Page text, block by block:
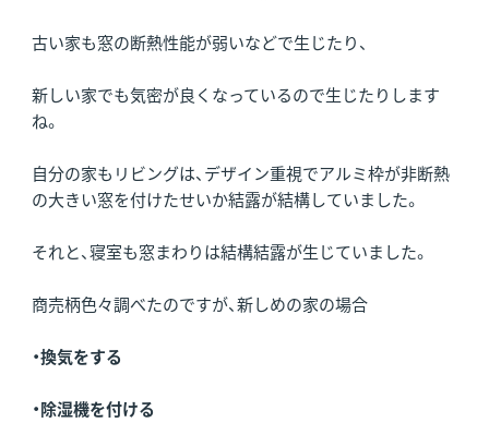
古い家も窓の断熱性能が弱いなどで生じたり、
新しい家でも気密が良くなっているので生じたりします
ね。
自分の家もリビングは、デザイン重視でアルミ枠が非断熱
の大きい窓を付けたせいか結露が結構していました。
それと、寝室も窓まわりは結構結露が生じていました。
商売柄色々調べたのですが、新しめの家の場合
・換気をする
・除湿機を付ける